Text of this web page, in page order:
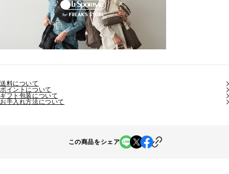
送料について
ポイントについて
ギフト包装について
お手入れ方法について
この商品をシェア